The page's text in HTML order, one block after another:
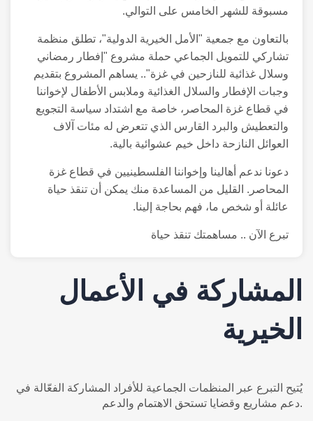
مسبوقة للشهر الخامس على التوالي.
بالتعاون مع جمعية "الأمل الخيرية الدولية"، تطلق منظمة
تشاركي للتمويل الجماعي حملة مشروع "إفطار رمضاني
وسلال غذائية للنازحين في غزة".. يساهم المشروع بتقديم
وجبات الإفطار والسلال الغذائية وملابس الأطفال لإخواننا
في قطاع غزة المحاصر، خاصة مع اشتداد سياسة التجويع
والتعطيش والبرد القارس الذي تتعرض له مئات آلاف
العوائل النازحة داخل خيم عشوائية بالية.
دعونا ندعم أهالينا وإخواننا الفلسطينيين في قطاع غزة
المحاصر. القليل من المساعدة منك يمكن أن تنقذ حياة
عائلة أو شخص ما، فهم بحاجة إلينا.
تبرع الآن .. مساهمتك تنقذ حياة
المشاركة في الأعمال
الخيرية
يُتيح التبرع عبر المنظمات الجماعية للأفراد المشاركة الفعّالة في
دعم مشاريع وقضايا تستحق الاهتمام والدعم.